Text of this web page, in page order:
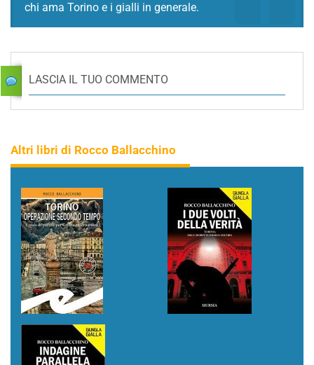
chi ama Torino e i gialli in generale.
LASCIA IL TUO COMMENTO
Altri libri di Rocco Ballacchino